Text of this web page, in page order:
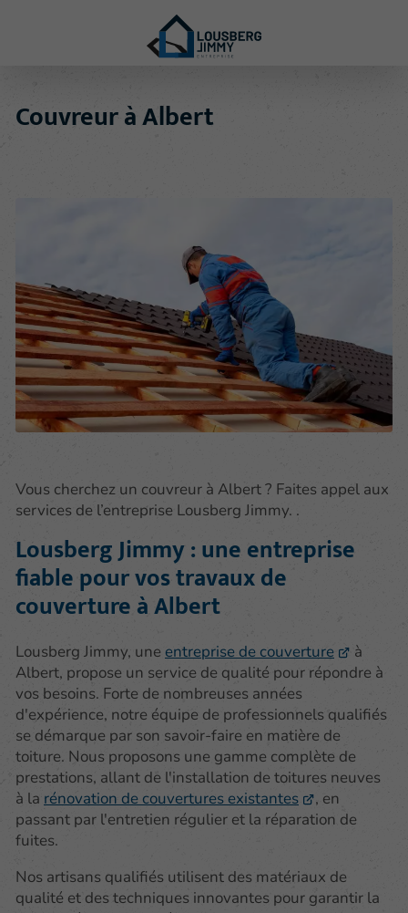
Couvreur à Albert
Vous cherchez un couvreur à Albert ? Faites appel aux
services de l’entreprise Lousberg Jimmy. .
Lousberg Jimmy : une entreprise
fiable pour vos travaux de
couverture à Albert
Lousberg Jimmy, une entreprise de couverture
à
Albert, propose un service de qualité pour répondre à
vos besoins. Forte de nombreuses années
d'expérience, notre équipe de professionnels qualifiés
se démarque par son savoir-faire en matière de
toiture. Nous proposons une gamme complète de
prestations, allant de l'installation de toitures neuves
à la rénovation de couvertures existantes
, en
passant par l'entretien régulier et la réparation de
fuites.
Nos artisans qualifiés utilisent des matériaux de
qualité et des techniques innovantes pour garantir la